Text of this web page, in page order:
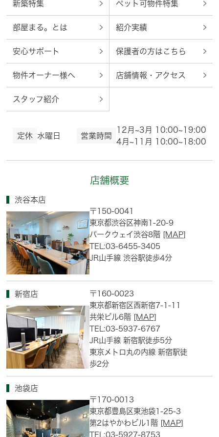
新築特集 ペット可物件特集
部屋まる。とは 紹介実績
安心サポート 保護者の方はこちら
物件オーナー様へ 店舗情報・アクセス
スタッフ紹介
定休 水曜日 営業時間
12月~3月 10:00~19:00
4月~11月 10:00~18:00
店舗概要
渋谷本店
〒150-0041
東京都渋谷区神南1-20-9
パークウェイ渋谷8階 [MAP]
TEL:03-6455-3405
JR山手線 渋谷駅徒歩4分
新宿店
〒160-0023
東京都新宿区西新宿7-1-11
共栄ビル6階 [MAP]
TEL:03-5937-6767
JR山手線 新宿駅徒歩5分
東京メトロ丸の内線 新宿駅徒
歩2分
池袋店
〒170-0013
東京都豊島区東池袋1-25-3
第2はやかわビル1階 [MAP]
TEL:03-5927-8753